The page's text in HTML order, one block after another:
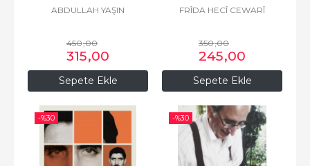
Sepete Ekle
ABDULLAH YAŞIN
450,00
315,00
Sepete Ekle
FRÎDA HECÎ CEWARÎ
350,00
245,00
-%30 -%30